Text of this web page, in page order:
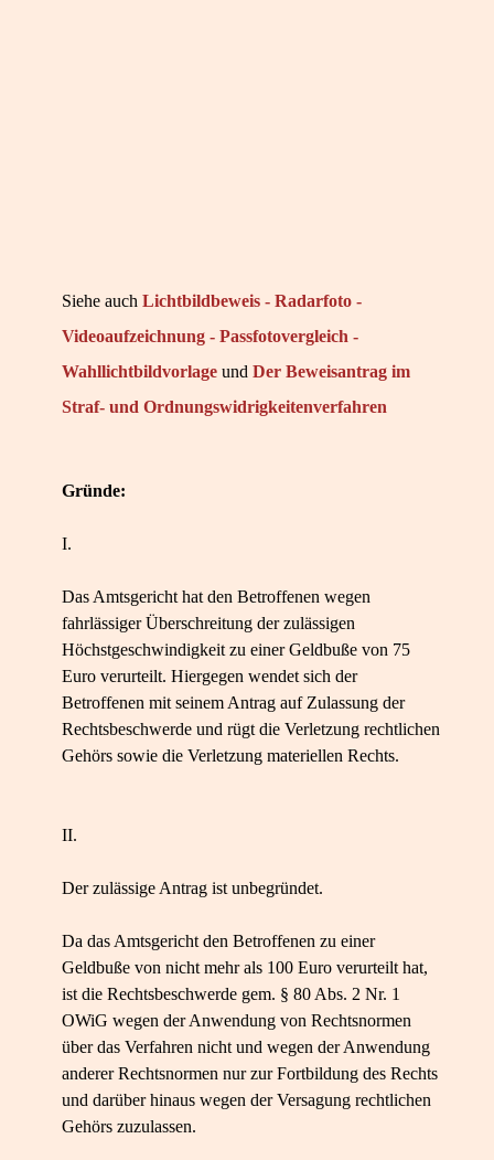
Siehe auch Lichtbildbeweis - Radarfoto -
Videoaufzeichnung - Passfotovergleich -
Wahllichtbildvorlage und Der Beweisantrag im
Straf- und Ordnungswidrigkeitenverfahren
Gründe:
I.
Das Amtsgericht hat den Betroffenen wegen
fahrlässiger Überschreitung der zulässigen
Höchstgeschwindigkeit zu einer Geldbuße von 75
Euro verurteilt. Hiergegen wendet sich der
Betroffenen mit seinem Antrag auf Zulassung der
Rechtsbeschwerde und rügt die Verletzung rechtlichen
Gehörs sowie die Verletzung materiellen Rechts.
II.
Der zulässige Antrag ist unbegründet.
Da das Amtsgericht den Betroffenen zu einer
Geldbuße von nicht mehr als 100 Euro verurteilt hat,
ist die Rechtsbeschwerde gem. § 80 Abs. 2 Nr. 1
OWiG wegen der Anwendung von Rechtsnormen
über das Verfahren nicht und wegen der Anwendung
anderer Rechtsnormen nur zur Fortbildung des Rechts
und darüber hinaus wegen der Versagung rechtlichen
Gehörs zuzulassen.